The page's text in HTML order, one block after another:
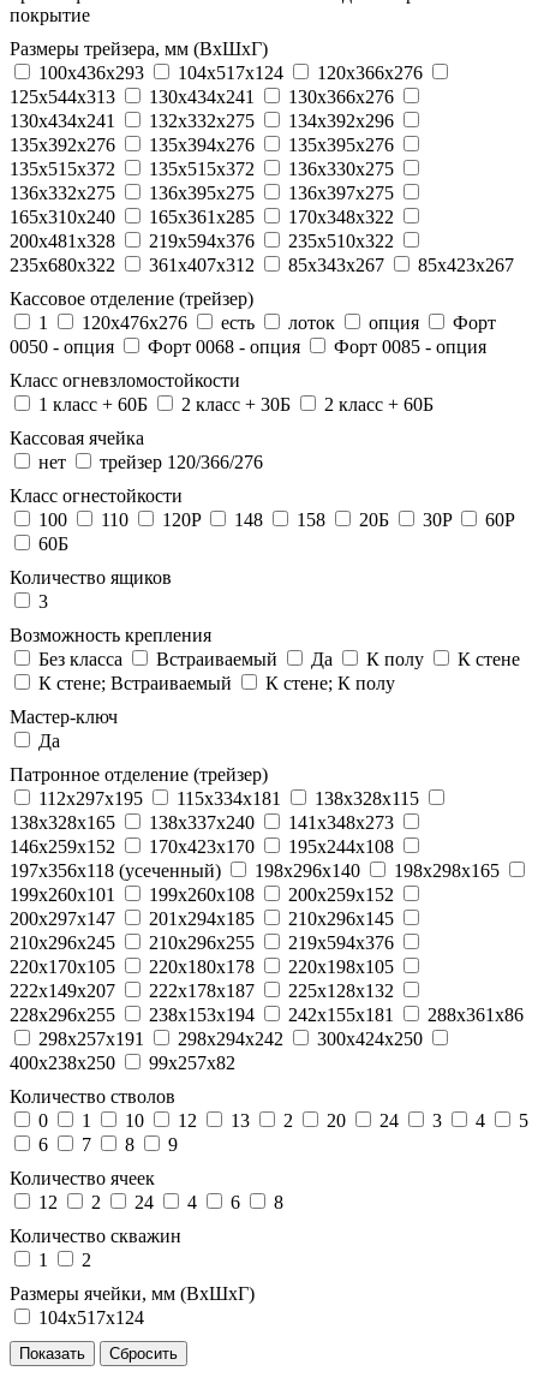
покрытие
Размеры трейзера, мм (ВхШхГ)
100x436x293
104х517х124
120x366x276
125x544x313
130x434x241
130х366х276
130х434х241
132x332x275
134x392x296
135x392x276
135x394x276
135x395x276
135x515x372
135х515х372
136x330x275
136x332x275
136x395x275
136x397x275
165x310x240
165x361x285
170x348x322
200x481x328
219x594x376
235x510x322
235x680x322
361x407x312 85x343x267
85x423x267
Кассовое отделение (трейзер)
1
120х476х276 есть лоток опция
Форт
0050 - опция
Форт 0068 - опция
Форт 0085 - опция
Класс огневзломостойкости
1 класс + 60Б
2 класс + 30Б
2 класс + 60Б
Кассовая ячейка
нет
трейзер 120/366/276
Класс огнестойкости
100
110 120P 148 158 20Б 30P
60P
60Б
Количество ящиков
3
Возможность крепления
Без класса
Встраиваемый Да К полу
К стене
К стене; Встраиваемый
К стене; К полу
Мастер-ключ
Да
Патронное отделение (трейзер)
112x297x195
115x334x181
138x328x115
138x328x165
138x337x240
141x348x273
146x259x152
170x423x170
195x244x108
197x356x118 (усеченный)
198x296x140
198x298x165
199x260x101
199x260x108
200x259x152
200x297x147
201x294x185
210x296x145
210x296x245
210x296x255
219x594x376
220x170x105
220x180x178
220x198x105
222x149x207
222x178x187
225x128x132
228x296x255
238x153x194 242x155x181
288x361x86
298x257x191
298x294x242
300x424x250
400x238x250
99x257x82
Количество стволов
0
1 10 12 13 2 20 24 3 4
5
6
7 8
9
Количество ячеек
12
2 24 4 6
8
Количество скважин
1
2
Размеры ячейки, мм (ВхШхГ)
104х517х124